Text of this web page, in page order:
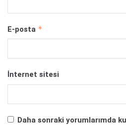
E-posta *
İnternet sitesi
Daha sonraki yorumlarımda